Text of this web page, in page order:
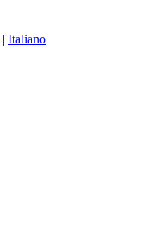
| Italiano